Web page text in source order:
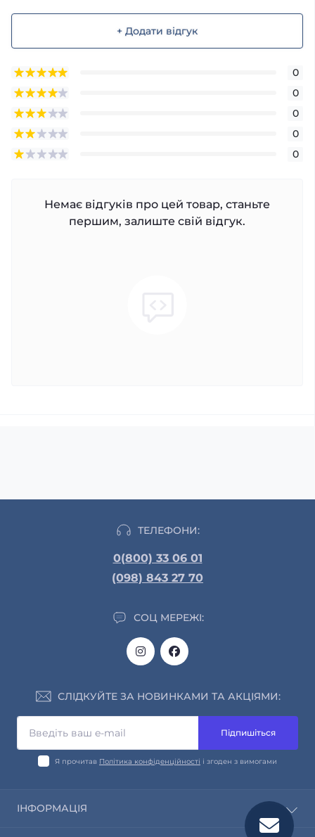
+ Додати відгук
0
0
0
0
0
Немає відгуків про цей товар, станьте
першим, залиште свій відгук.
ТЕЛЕФОНИ:
0(800) 33 06 01
(098) 843 27 70
СОЦ МЕРЕЖІ:
СЛІДКУЙТЕ ЗА НОВИНКАМИ ТА АКЦІЯМИ:
Підпишіться
Я прочитав Політика конфіденційності і згоден з вимогами
ІНФОРМАЦІЯ